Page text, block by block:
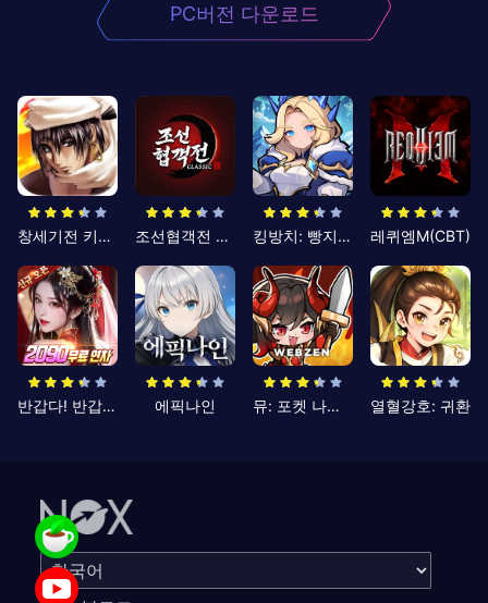
PC버전 다운로드
창세기전 키우기 조선협객전 클래식 킹방치: 빵지의 제왕 레퀴엠M(CBT)
반갑다! 반갑삼국지 에픽나인 뮤: 포켓 나이츠 열혈강호: 귀환